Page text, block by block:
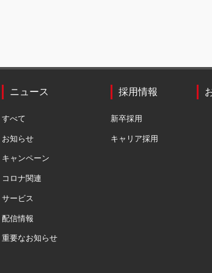
ニュース
すべて
お知らせ
キャンペーン
コロナ関連
サービス
配信情報
重要なお知らせ
採用情報
新卒採用
キャリア採用